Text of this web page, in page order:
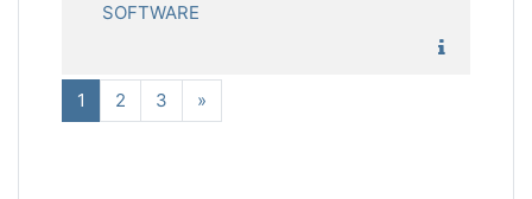
SOFTWARE
1 (current)
2 3 »